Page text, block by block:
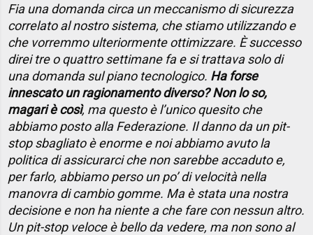
Fia una domanda circa un meccanismo di sicurezza
correlato al nostro sistema, che stiamo utilizzando e
che vorremmo ulteriormente ottimizzare. È successo
direi tre o quattro settimane fa e si trattava solo di
una domanda sul piano tecnologico. Ha forse
innescato un ragionamento diverso? Non lo so,
magari è così, ma questo è l’unico quesito che
abbiamo posto alla Federazione. Il danno da un pit-
stop sbagliato è enorme e noi abbiamo avuto la
politica di assicurarci che non sarebbe accaduto e,
per farlo, abbiamo perso un po’ di velocità nella
manovra di cambio gomme. Ma è stata una nostra
decisione e non ha niente a che fare con nessun altro.
Un pit-stop veloce è bello da vedere, ma non sono al